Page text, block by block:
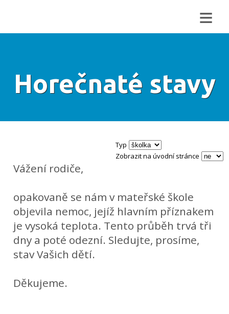
≡
Horečnaté stavy
Typ
Zobrazit na úvodní stránce
Vážení rodiče,
opakovaně se nám v mateřské škole
objevila nemoc, jejíž hlavním příznakem
je vysoká teplota. Tento průběh trvá tři
dny a poté odezní. Sledujte, prosíme,
stav Vašich dětí.
Děkujeme.